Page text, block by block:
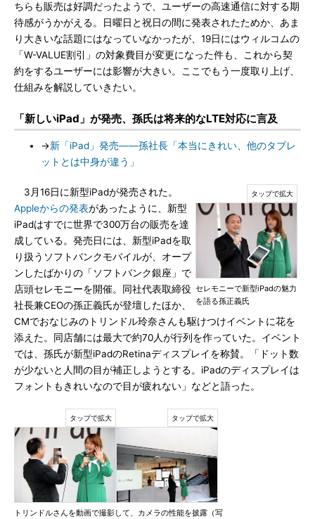
ちらも販売は好調だったようで、ユーザーの高速通信に対する期
待感がうかがえる。日曜日と祝日の間に発表されたためか、あま
り大きいな話題にはなっていなかったが、19日にはウィルコムの
「W-VALUE割引」の対象費目が変更になった件も、これから契
約をするユーザーには影響が大きい。ここでもう一度取り上げ、
仕組みを解説していきたい。
「新しいiPad」が発売、孫氏は将来的なLTE対応に言及
→新「iPad」発売――孫社長「本当にきれい、他のタブレ
ットとは中身が違う」
セレモニーで新型iPadの魅力
を語る孫正義氏
3月16日に新型iPadが発売された。
Appleからの発表があったように、新型
iPadはすでに世界で300万台の販売を達
成している。発売日には、新型iPadを取
り扱うソフトバンクモバイルが、オープ
ンしたばかりの「ソフトバンク銀座」で
店頭セレモニーを開催。同社代表取締役
社長兼CEOの孫正義氏が登壇したほか、
CMでおなじみのトリンドル玲奈さんも駆けつけイベントに花を
添えた。同店舗には最大で約70人が行列を作っていた。イベント
では、孫氏が新型iPadのRetinaディスプレイを称賛。「ドット数
が少ないと人間の目が補正しようとする。iPadのディスプレイは
フォントもきれいなので目が疲れない」などと語った。
トリンドルさんを動画で撮影して、カメラの性能を披露（写